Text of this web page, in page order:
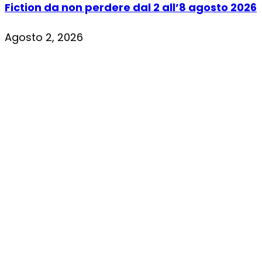
Fiction da non perdere dal 2 all’8 agosto 2026
Agosto 2, 2026